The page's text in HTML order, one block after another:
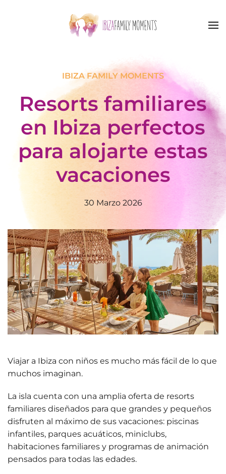
Skip to main content
IBIZA FAMILY MOMENTS
Resorts familiares
en Ibiza perfectos
para alojarte estas
vacaciones
30 Marzo 2026
Viajar a Ibiza con niños es mucho más fácil de lo que
muchos imaginan.
La isla cuenta con una amplia oferta de resorts
familiares diseñados para que grandes y pequeños
disfruten al máximo de sus vacaciones: piscinas
infantiles, parques acuáticos, miniclubs,
habitaciones familiares y programas de animación
pensados para todas las edades.